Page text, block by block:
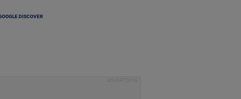
DISCOVER